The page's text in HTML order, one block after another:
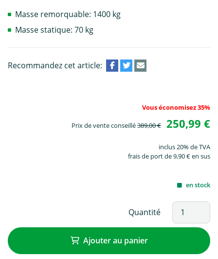
Masse remorquable: 1400 kg
Masse statique: 70 kg
Recommandez cet article:
Vous économisez 35%
Prix de vente conseillé389,00 € 250,99 €
inclus 20% de TVA
frais de port de 9,90 € en sus
en stock
Quantité
Ajouter au panier